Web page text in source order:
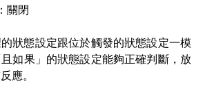
關閉
狀態設定跟位於觸發的狀態設定一模
如果」的狀態設定能夠正確判斷，放
應。